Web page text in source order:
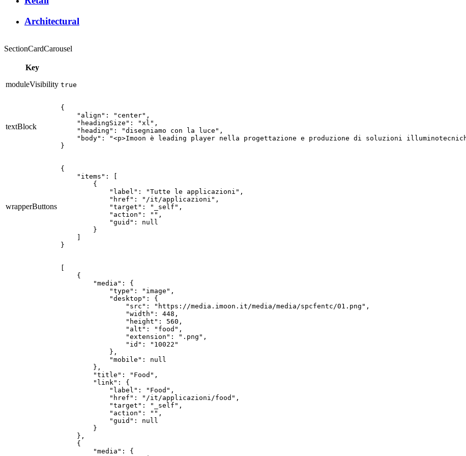
Architectural
SectionCardCarousel
Key
moduleVisibility true
textBlock
{
    "align": "center",
    "headingSize": "xl",
    "heading": "disegniamo con la luce",
"body": "<p>Imoon è leading player nella progettazione e produzione di soluzioni
}
wrapperButtons
{
    "items": [
        {
            "label": "Tutte le applicazioni",
            "href": "/it/applicazioni",
            "target": "_self",
            "action": "",
            "guid": null
        }
}
    {
        "media": {
            "type": "image",
            "desktop": {
                "src": "https://media.imoon.it/media/media/spcfentc/01.png",
                "width": 448,
                "height": 560,
                "alt": "food",
                "extension": ".png",
                "id": "10022"
            },
            "mobile": null
        },
        "title": "Food",
        "link": {
            "label": "Food",
            "href": "/it/applicazioni/food",
            "target": "_self",
            "action": "",
            "guid": null
        }
    },
    {
        "media": {